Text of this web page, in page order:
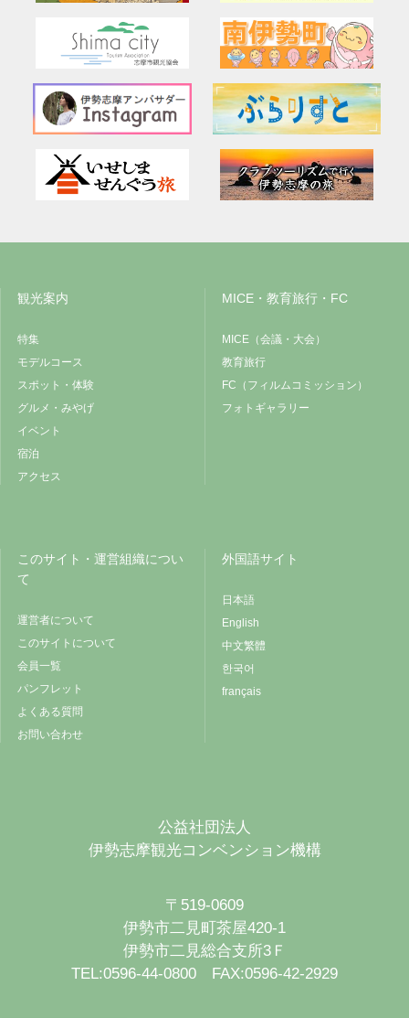
観光案内
特集
モデルコース
スポット・体験
グルメ・みやげ
イベント
宿泊
アクセス
MICE・教育旅行・FC
MICE（会議・大会）
教育旅行
FC（フィルムコミッション）
フォトギャラリー
このサイト・運営組織につい
て
運営者について
このサイトについて
会員一覧
パンフレット
よくある質問
お問い合わせ
外国語サイト
日本語
English
中文繁體
한국어
français
公益社団法人
伊勢志摩観光コンベンション機構
〒519-0609
伊勢市二見町茶屋420-1
伊勢市二見総合支所3Ｆ
TEL:0596-44-0800 FAX:0596-42-2929